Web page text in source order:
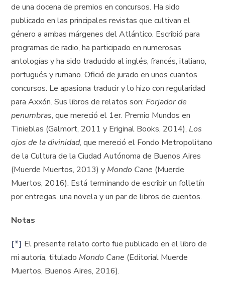
de una docena de premios en concursos. Ha sido
publicado en las principales revistas que cultivan el
género a ambas márgenes del Atlántico. Escribió para
programas de radio, ha participado en numerosas
antologías y ha sido traducido al inglés, francés, italiano,
portugués y rumano. Ofició de jurado en unos cuantos
concursos. Le apasiona traducir y lo hizo con regularidad
para Axxón. Sus libros de relatos son:Forjador de
penumbras, que mereció el 1er. Premio Mundos en
Tinieblas (Galmort, 2011 y Eriginal Books, 2014),Los
ojos de la divinidad, que mereció el Fondo Metropolitano
de la Cultura de la Ciudad Autónoma de Buenos Aires
(Muerde Muertos, 2013) y Mondo Cane (Muerde
Muertos, 2016). Está terminando de escribir un folletín
por entregas, una novela y un par de libros de cuentos.
Notas
[*] El presente relato corto fue publicado en el libro de
mi autoría, titulado Mondo Cane (Editorial Muerde
Muertos, Buenos Aires, 2016).